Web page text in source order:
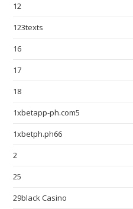
12
123texts
16
17
18
1xbetapp-ph.com5
1xbetph.ph66
2
25
29black Casino